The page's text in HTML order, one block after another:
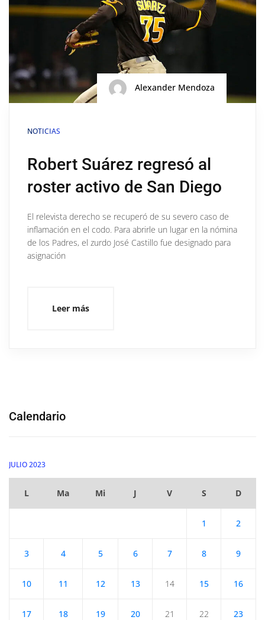
Alexander Mendoza
NOTICIAS
Robert Suárez regresó al
roster activo de San Diego
El relevista derecho se recuperó de su severo caso de
inflamación en el codo. Para abrirle un lugar en la nómina
de los Padres, el zurdo José Castillo fue designado para
asignación
Leer más
Calendario
JULIO 2023
L Ma Mi J V S D
1 2
3 4 5 6 7 8 9
10 11 12 13 14 15 16
17 18 19 20 21 22 23